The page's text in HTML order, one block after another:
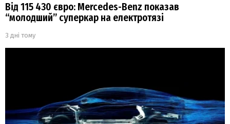
Від 115 430 євро: Mercedes-Benz показав
“молодший” суперкар на електротязі
3 дні тому